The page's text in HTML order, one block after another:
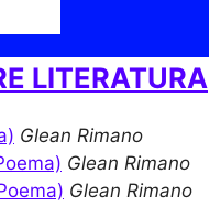
LITERATURA
Glean Rimano
Glean Rimano
Glean Rimano